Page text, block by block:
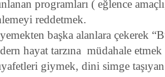
programları ( eğlence
reddetmek.
başka alanlara çekerek
hayat tarzına müdahale
giymek, dini simge